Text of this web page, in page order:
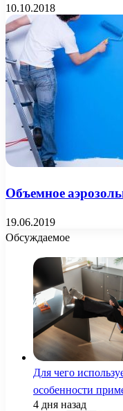
10.10.2018
Объемное
19.06.2019
Обсуждаемое
Для чего
особенности
4 дня назад